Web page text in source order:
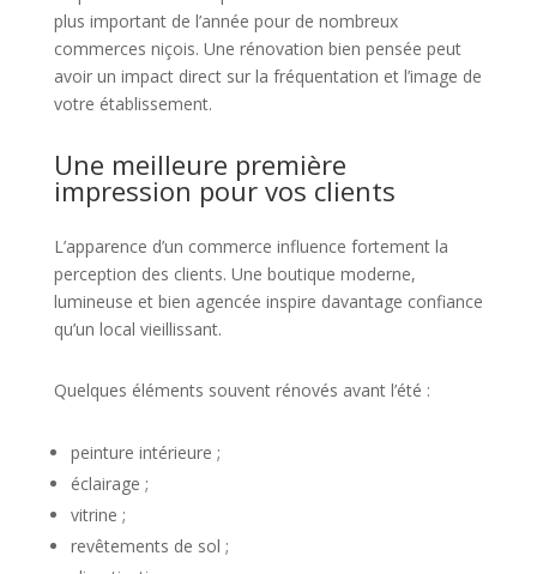
plus important de l’année pour de nombreux
commerces niçois. Une rénovation bien pensée peut
avoir un impact direct sur la fréquentation et l’image de
votre établissement.
Une meilleure première
impression pour vos clients
L’apparence d’un commerce influence fortement la
perception des clients. Une boutique moderne,
lumineuse et bien agencée inspire davantage confiance
qu’un local vieillissant.
Quelques éléments souvent rénovés avant l’été :
peinture intérieure ;
éclairage ;
vitrine ;
revêtements de sol ;